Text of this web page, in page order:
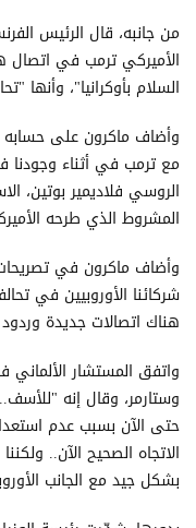
من جانبه، قال الرئيس
الأميركي ترمب في اتصال
السلام بأوكرانيا"،
وأضاف ماكرون على حسابه
مع ترمب في أثناء وجودنا
الروسي فلاديمير بوتين،
المشروط الذي طرحه
وأضاف ماكرون في
شركائنا الأوروبيين في
هناك اتصالات جديدة
واتفق المستشار
وستارمر، وقال إنه
حتى الآن بسبب عدم
الاتجاه الصحيح الآن..
بشكل جيد مع الجانب